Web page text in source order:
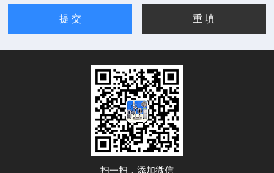
扫一扫，添加微信